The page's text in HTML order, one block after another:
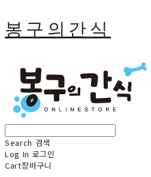
봉구의간식
Search 검색
Log In 로그인
Cart장바구니